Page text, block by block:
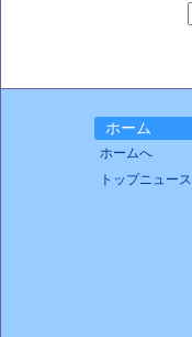
ホーム
ホームへ
トップニュース